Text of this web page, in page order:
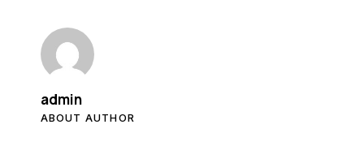
admin
ABOUT AUTHOR